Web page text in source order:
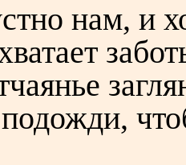
нам, и